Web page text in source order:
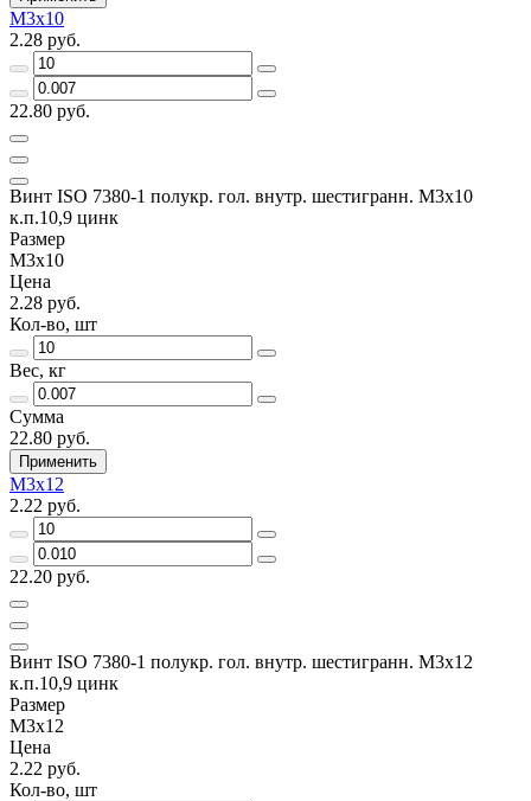
М3х10
2.28 руб.
22.80 руб.
Винт ISO 7380-1 полукр. гол. внутр. шестигранн. М3х10
к.п.10,9 цинк
Размер
М3х10
Цена
2.28 руб.
Кол-во, шт
Вес, кг
Сумма
22.80 руб.
Применить
М3х12
2.22 руб.
22.20 руб.
Винт ISO 7380-1 полукр. гол. внутр. шестигранн. М3х12
к.п.10,9 цинк
Размер
М3х12
Цена
2.22 руб.
Кол-во, шт